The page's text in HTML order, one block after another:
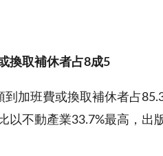
換取補休者占8成5
加班費或換取補休者占
以不動產業33.7%最高，出